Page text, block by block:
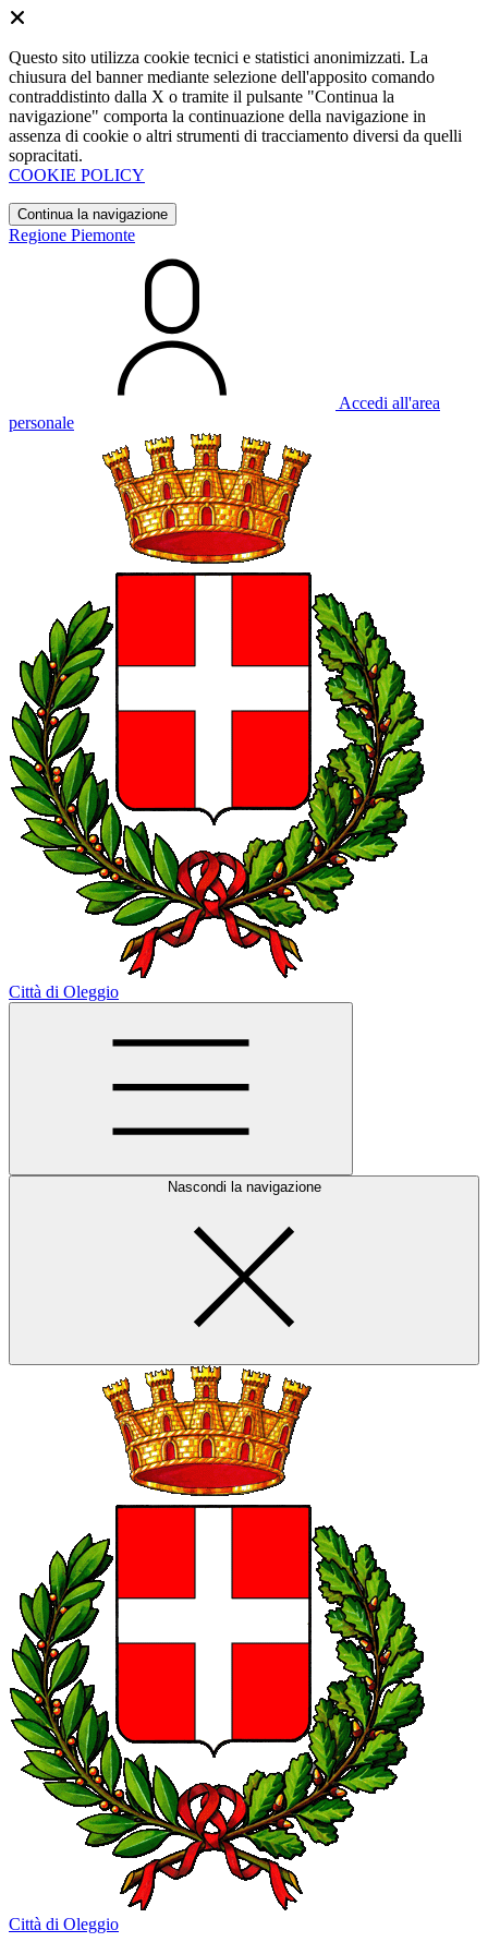
Questo sito utilizza cookie tecnici e statistici anonimizzati. La
chiusura del banner mediante selezione dell'apposito comando
contraddistinto dalla X o tramite il pulsante "Continua la
navigazione" comporta la continuazione della navigazione in
assenza di cookie o altri strumenti di tracciamento diversi da quelli
sopracitati.
COOKIE POLICY
Continua la navigazione
Regione Piemonte
Accedi all'area
personale
Città di Oleggio
Nascondi la navigazione
Città di Oleggio